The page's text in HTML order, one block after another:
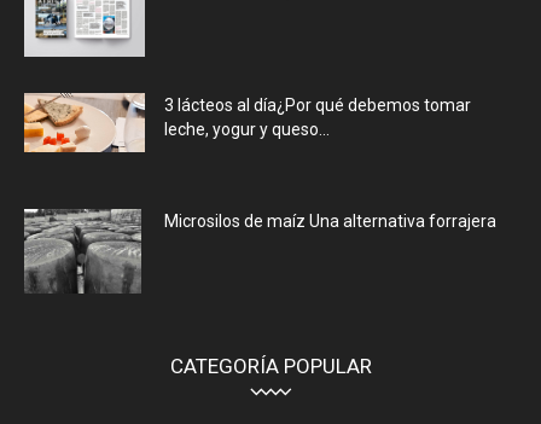
3 lácteos al día¿Por qué debemos tomar
leche, yogur y queso...
Microsilos de maíz Una alternativa forrajera
CATEGORÍA POPULAR